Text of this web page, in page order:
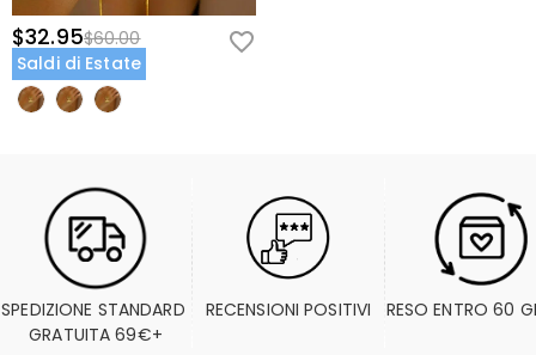
$32.95$60.00
Saldi di Estate
SPEDIZIONE STANDARD
GRATUITA 69€+
RECENSIONI POSITIVI RESO ENTRO 60